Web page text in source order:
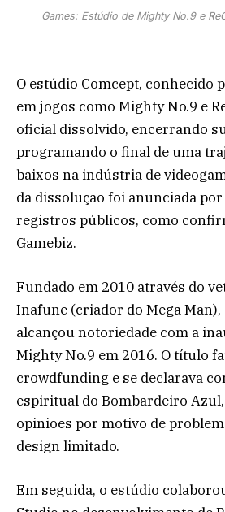
Games: Estúdio de Mighty No.9 e
O estúdio Comcept, conhecido
em jogos como Mighty No.9 e
oficial dissolvido, encerrando
programando o final de uma
baixos na indústria de
da dissolução foi anunciada
registros públicos, como
Gamebiz.
Fundado em 2010 através do
Inafune (criador do Mega Man),
alcançou notoriedade com a
Mighty No.9 em 2016. O título
crowdfunding e se declarava
espiritual do Bombardeiro
opiniões por motivo de
design limitado.
Em seguida, o estúdio